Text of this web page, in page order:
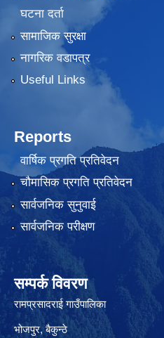
घटना दर्ता
सामाजिक सुरक्षा
नागरिक वडापत्र
Useful Links
Reports
वार्षिक प्रगति प्रतिवेदन
चौमासिक प्रगति प्रतिवेदन
सार्वजनिक सुनुवाई
सार्वजनिक परीक्षण
सम्पर्क विवरण
रामप्रसादराई गाउँपालिका
भोजपुर, बैकुन्ठे